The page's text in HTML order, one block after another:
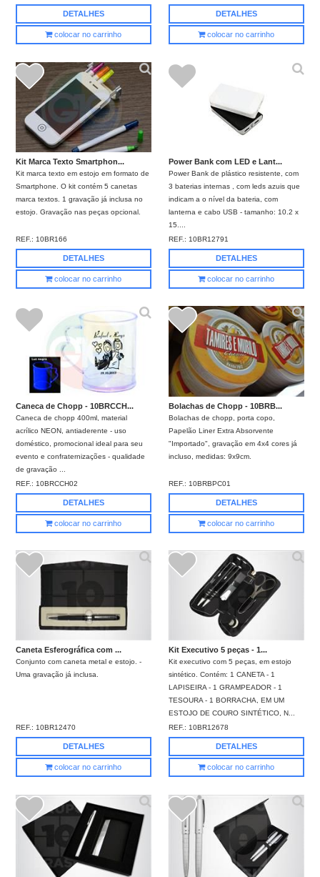
DETALHES
colocar no carrinho
DETALHES
colocar no carrinho
Kit Marca Texto Smartphon...
Kit marca texto em estojo em formato de
Smartphone. O kit contém 5 canetas
marca textos. 1 gravação já inclusa no
estojo. Gravação nas peças opcional.
REF.: 10BR166
DETALHES
colocar no carrinho
Power Bank com LED e Lant...
Power Bank de plástico resistente, com
3 baterias internas , com leds azuis que
indicam a o nível da bateria, com
lanterna e cabo USB - tamanho: 10.2 x
15....
REF.: 10BR12791
DETALHES
colocar no carrinho
Caneca de Chopp - 10BRCCH...
Caneca de chopp 400ml, material
acrílico NEON, antiaderente - uso
doméstico, promocional ideal para seu
evento e confraternizações - qualidade
de gravação ...
REF.: 10BRCCH02
DETALHES
colocar no carrinho
Bolachas de Chopp - 10BRB...
Bolachas de chopp, porta copo,
Papelão Liner Extra Absorvente
"Importado", gravação em 4x4 cores já
incluso, medidas: 9x9cm.
REF.: 10BRBPC01
DETALHES
colocar no carrinho
Caneta Esferográfica com ...
Conjunto com caneta metal e estojo. -
Uma gravação já inclusa.
REF.:10BR12470
DETALHES
colocar no carrinho
Kit Executivo 5 peças - 1...
Kit executivo com 5 peças, em estojo
sintético. Contém: 1 CANETA - 1
LAPISEIRA - 1 GRAMPEADOR - 1
TESOURA - 1 BORRACHA, EM UM
ESTOJO DE COURO SINTÉTICO, N...
REF.:10BR12678
DETALHES
colocar no carrinho